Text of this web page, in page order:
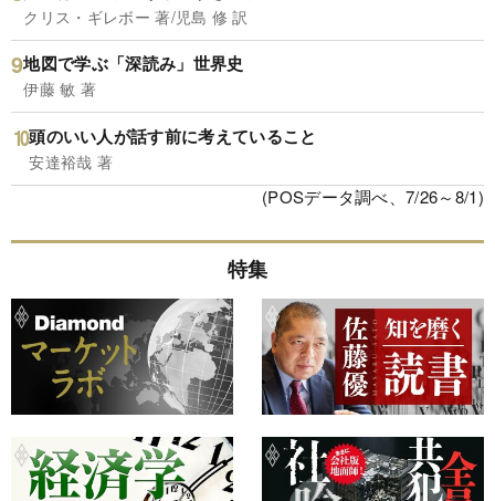
クリス・ギレボー 著/児島 修 訳
地図で学ぶ「深読み」世界史
伊藤 敏 著
頭のいい人が話す前に考えていること
安達裕哉 著
(POSデータ調べ、7/26～8/1)
特集